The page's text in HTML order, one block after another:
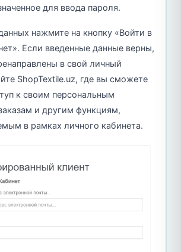
для ввода пароля.
нажмите на кнопку «Войти в
Если введенные данные верны,
в свой личный
ShopTextile.uz, где вы сможете
к своим персональным
и другим функциям,
в рамках личного кабинета.